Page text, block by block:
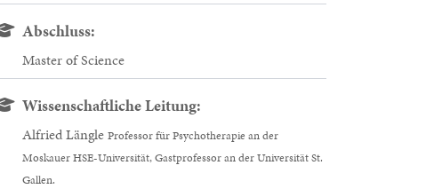
Abschluss:
Master of Science
Wissenschaftliche Leitung:
Alfried Längle Professor für Psychotherapie an der
Moskauer HSE-Universität, Gastprofessor an der Universität St.
Gallen.